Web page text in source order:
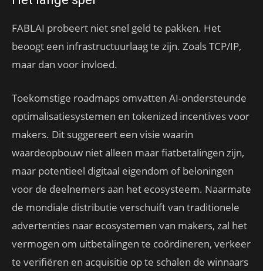
FABLAI probeert niet snel geld te pakken. Het
beoogt een infrastructuurlaag te zijn. Zoals TCP/IP,
maar dan voor invloed.
Toekomstige roadmaps omvatten AI-ondersteunde
optimalisatiesystemen en tokenized incentives voor
makers. Dit suggereert een visie waarin
waardeopbouw niet alleen maar fiatbetalingen zijn,
maar potentieel digitaal eigendom of beloningen
voor de deelnemers aan het ecosysteem. Naarmate
de mondiale distributie verschuift van traditionele
advertenties naar ecosystemen van makers, zal het
vermogen om uitbetalingen te coördineren, verkeer
te verifiëren en acquisitie op te schalen de winnaars